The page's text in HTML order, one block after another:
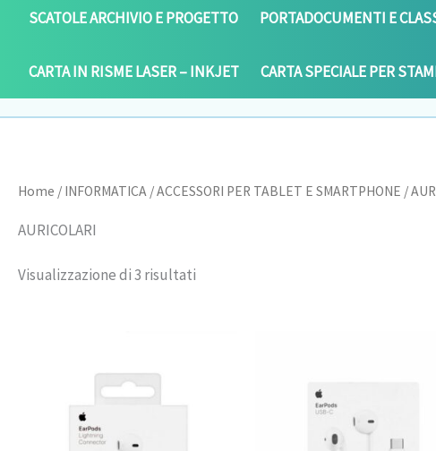
SCATOLE ARCHIVIO E PROGETTO PORTADOCUMENTI E
CARTA IN RISME LASER – INKJET CARTA SPECIALE PER
Home / INFORMATICA /ACCESSORI PER TABLET E SMARTPHONE /
AURICOLARI
Visualizzazione di 3 risultati